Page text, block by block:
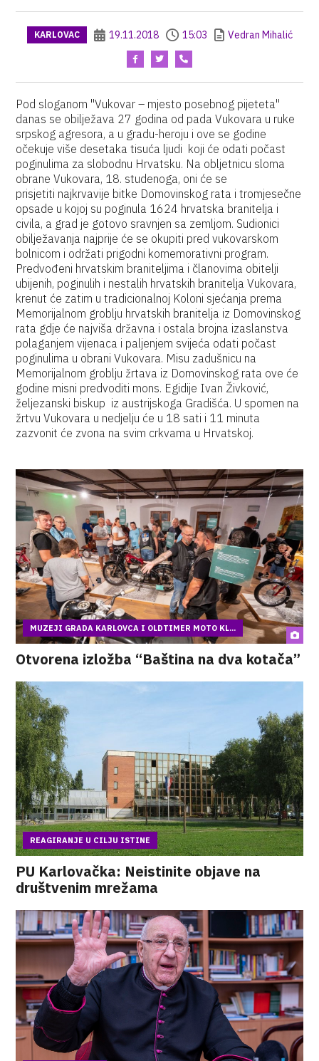
KARLOVAC 19.11.2018 15:03 Vedran Mihalić
Pod sloganom "Vukovar – mjesto posebnog pijeteta"
danas se obilježava 27 godina od pada Vukovara u ruke
srpskog agresora, a u gradu-heroju i ove se godine
očekuje više desetaka tisuća ljudi koji će odati počast
poginulima za slobodnu Hrvatsku. Na obljetnicu sloma
obrane Vukovara, 18. studenoga, oni će se
prisjetiti najkrvavije bitke Domovinskog rata i tromjesečne
opsade u kojoj su poginula 1624 hrvatska branitelja i
civila, a grad je gotovo sravnjen sa zemljom. Sudionici
obilježavanja najprije će se okupiti pred vukovarskom
bolnicom i održati prigodni komemorativni program.
Predvođeni hrvatskim braniteljima i članovima obitelji
ubijenih, poginulih i nestalih hrvatskih branitelja Vukovara,
krenut će zatim u tradicionalnoj Koloni sjećanja prema
Memorijalnom groblju hrvatskih branitelja iz Domovinskog
rata gdje će najviša državna i ostala brojna izaslanstva
polaganjem vijenaca i paljenjem svijeća odati počast
poginulima u obrani Vukovara. Misu zadušnicu na
Memorijalnom groblju žrtava iz Domovinskog rata ove će
godine misni predvoditi mons. Egidije Ivan Živković,
željezanski biskup iz austrijskoga Gradišća. U spomen na
žrtvu Vukovara u nedjelju će u 18 sati i 11 minuta
zazvonit će zvona na svim crkvama u Hrvatskoj.
MUZEJI GRADA KARLOVCA I OLDTIMER MOTO KL...
Otvorena izložba “Baština na dva kotača”
REAGIRANJE U CILJU ISTINE
PU Karlovačka: Neistinite objave na
društvenim mrežama